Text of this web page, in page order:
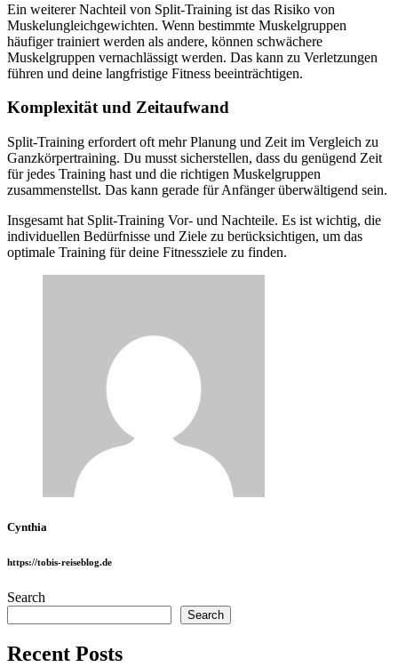
Ein weiterer Nachteil von Split-Training ist das Risiko von
Muskelungleichgewichten. Wenn bestimmte Muskelgruppen
häufiger trainiert werden als andere, können schwächere
Muskelgruppen vernachlässigt werden. Das kann zu Verletzungen
führen und deine langfristige Fitness beeinträchtigen.
Komplexität und Zeitaufwand
Split-Training erfordert oft mehr Planung und Zeit im Vergleich zu
Ganzkörpertraining. Du musst sicherstellen, dass du genügend Zeit
für jedes Training hast und die richtigen Muskelgruppen
zusammenstellst. Das kann gerade für Anfänger überwältigend sein.
Insgesamt hat Split-Training Vor- und Nachteile. Es ist wichtig, die
individuellen Bedürfnisse und Ziele zu berücksichtigen, um das
optimale Training für deine Fitnessziele zu finden.
Cynthia
https://tobis-reiseblog.de
Search
Search
Recent Posts